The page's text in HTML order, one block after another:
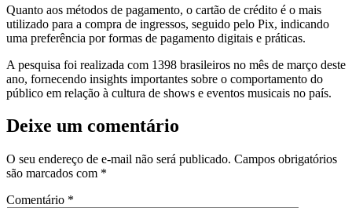
Quanto aos métodos de pagamento, o cartão de crédito é o mais
utilizado para a compra de ingressos, seguido pelo Pix, indicando
uma preferência por formas de pagamento digitais e práticas.
A pesquisa foi realizada com 1398 brasileiros no mês de março deste
ano, fornecendo insights importantes sobre o comportamento do
público em relação à cultura de shows e eventos musicais no país.
Deixe um comentário
O seu endereço de e-mail não será publicado. Campos obrigatórios
são marcados com *
Comentário *